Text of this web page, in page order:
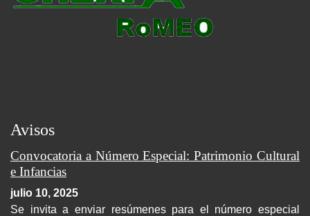
Avisos
Convocatoria a Número Especial: Patrimonio Cultural
e Infancias
julio 10, 2025
Se invita a enviar resúmenes para el número especial